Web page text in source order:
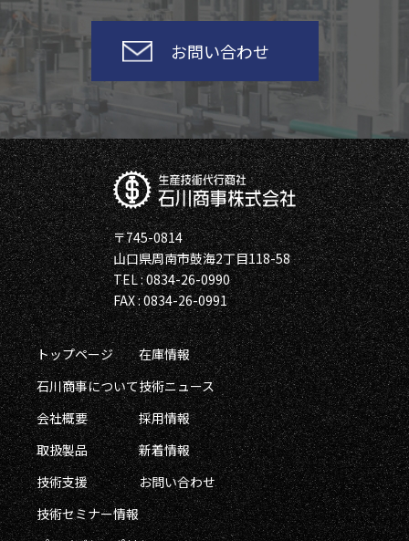
お問い合わせ
〒745-0814
山口県周南市鼓海2丁目118-58
TEL : 0834-26-0990
FAX : 0834-26-0991
トップページ
石川商事について
会社概要
取扱製品
技術支援
技術セミナー情報
在庫情報
技術ニュース
採用情報
新着情報
お問い合わせ